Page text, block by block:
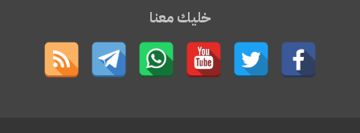
خليك معنا